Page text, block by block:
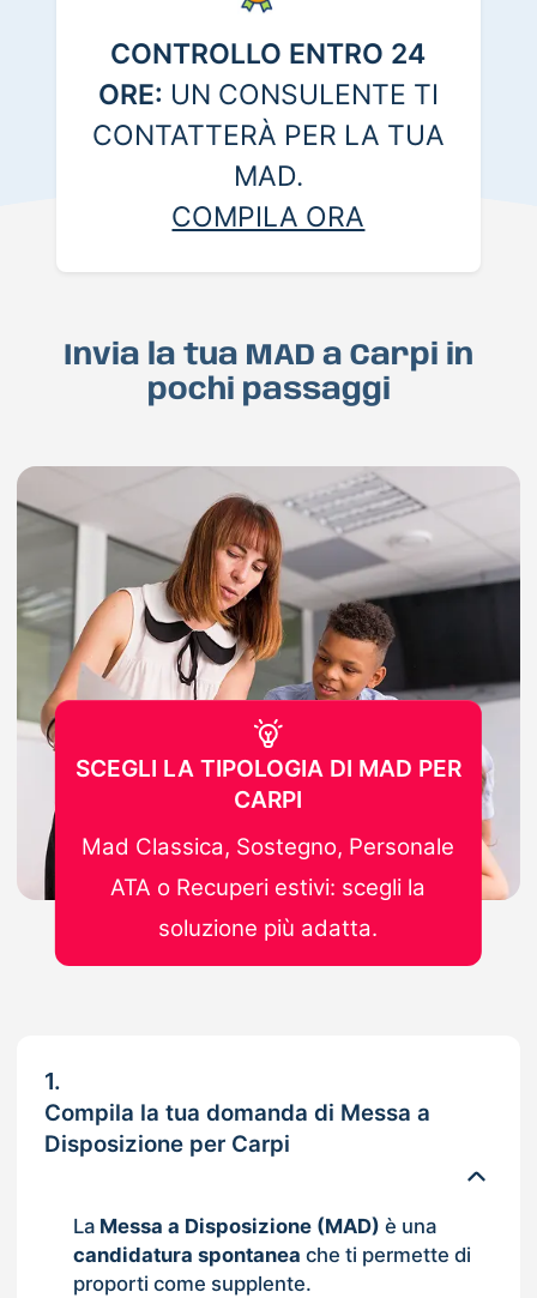
CONTROLLO ENTRO 24
ORE: UN CONSULENTE TI
CONTATTERÀ PER LA TUA
MAD.
COMPILA ORA
Invia la tua MAD a Carpi in
pochi passaggi
1.
Compila la tua domanda di Messa a
Disposizione per Carpi
La Messa a Disposizione (MAD) è una
candidatura spontanea che ti permette di
proporti come supplente.
SCEGLI LA TIPOLOGIA DI MAD PER
CARPI
Mad Classica, Sostegno, Personale
ATA o Recuperi estivi: scegli la
soluzione più adatta.